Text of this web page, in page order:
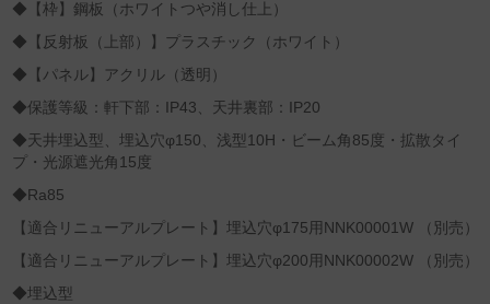
◆【枠】鋼板（ホワイトつや消し仕上）
◆【反射板（上部）】プラスチック（ホワイト）
◆【パネル】アクリル（透明）
◆保護等級：軒下部：IP43、天井裏部：IP20
◆天井埋込型、埋込穴φ150、浅型10H・ビーム角85度・拡散タイ
プ・光源遮光角15度
◆Ra85
【適合リニューアルプレート】埋込穴φ175用NNK00001W （別売）
【適合リニューアルプレート】埋込穴φ200用NNK00002W （別売）
◆埋込型